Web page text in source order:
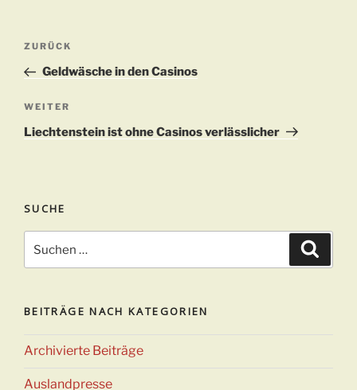
Beitragsnavigation
Vorheriger
Beitrag
ZURÜCK
Geldwäsche in den Casinos
Nächster
Beitrag
WEITER
Liechtenstein ist ohne Casinos verlässlicher
SUCHE
nach:
BEITRÄGE NACH KATEGORIEN
Archivierte Beiträge
Auslandpresse